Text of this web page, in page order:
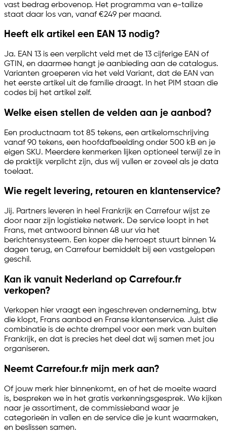
vast bedrag erbovenop. Het programma van e-tailize
staat daar los van, vanaf €249 per maand.
Heeft elk artikel een EAN 13 nodig?
Ja. EAN 13 is een verplicht veld met de 13 cijferige EAN of
GTIN, en daarmee hangt je aanbieding aan de catalogus.
Varianten groeperen via het veld Variant, dat de EAN van
het eerste artikel uit de familie draagt. In het PIM staan die
codes bij het artikel zelf.
Welke eisen stellen de velden aan je aanbod?
Een productnaam tot 85 tekens, een artikelomschrijving
vanaf 90 tekens, een hoofdafbeelding onder 500 kB en je
eigen SKU. Meerdere kenmerken lijken optioneel terwijl ze in
de praktijk verplicht zijn, dus wij vullen er zoveel als je data
toelaat.
Wie regelt levering, retouren en klantenservice?
Jij. Partners leveren in heel Frankrijk en Carrefour wijst ze
door naar zijn logistieke netwerk. De service loopt in het
Frans, met antwoord binnen 48 uur via het
berichtensysteem. Een koper die herroept stuurt binnen 14
dagen terug, en Carrefour bemiddelt bij een vastgelopen
geschil.
Kan ik vanuit Nederland op Carrefour.fr
verkopen?
Verkopen hier vraagt een ingeschreven onderneming, btw
die klopt, Frans aanbod en Franse klantenservice. Juist die
combinatie is de echte drempel voor een merk van buiten
Frankrijk, en dat is precies het deel dat wij samen met jou
organiseren.
Neemt Carrefour.fr mijn merk aan?
Of jouw merk hier binnenkomt, en of het de moeite waard
is, bespreken we in het gratis verkenningsgesprek. We kijken
naar je assortiment, de commissieband waar je
categorieën in vallen en de service die je kunt waarmaken,
en beslissen samen.